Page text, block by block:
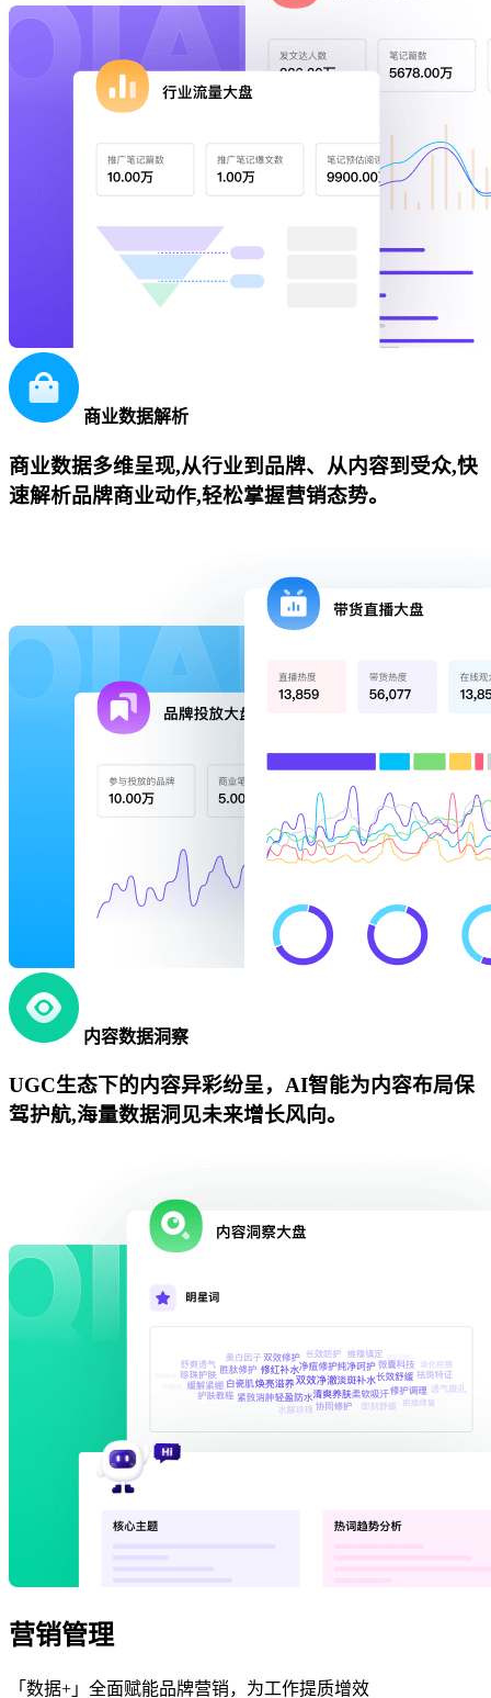
商业数据解析
商业数据多维呈现,从行业到品牌、从内容到受众,快
速解析品牌商业动作,轻松掌握营销态势。
内容数据洞察
UGC生态下的内容异彩纷呈，AI智能为内容布局保
驾护航,海量数据洞见未来增长风向。
营销管理
「数据+」全面赋能品牌营销，为工作提质增效